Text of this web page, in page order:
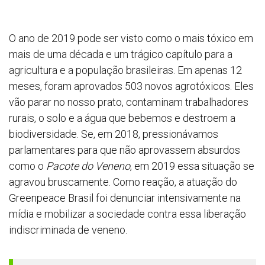
O ano de 2019 pode ser visto como o mais tóxico em
mais de uma década e um trágico capítulo para a
agricultura e a população brasileiras. Em apenas 12
meses, foram aprovados 503 novos agrotóxicos. Eles
vão parar no nosso prato, contaminam trabalhadores
rurais, o solo e a água que bebemos e destroem a
biodiversidade. Se, em 2018, pressionávamos
parlamentares para que não aprovassem absurdos
como o Pacote do Veneno, em 2019 essa situação se
agravou bruscamente. Como reação, a atuação do
Greenpeace Brasil foi denunciar intensivamente na
mídia e mobilizar a sociedade contra essa liberação
indiscriminada de veneno.